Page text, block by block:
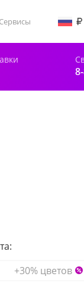
Сервисы
+30% цветов